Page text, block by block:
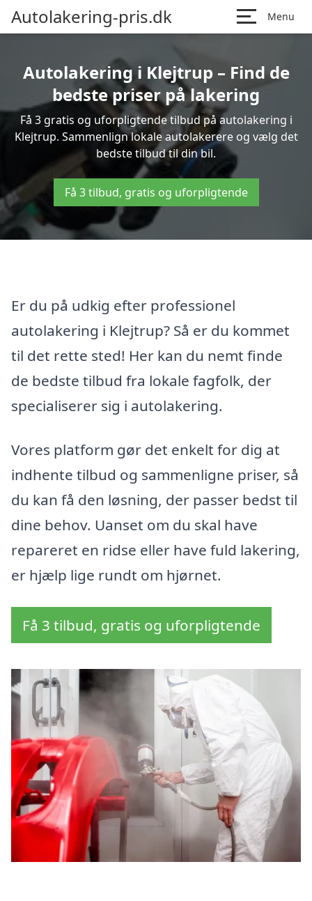
Autolakering-pris.dk Menu
Autolakering i Klejtrup – Find de
bedste priser på lakering
Få 3 gratis og uforpligtende tilbud på autolakering i
Klejtrup. Sammenlign lokale autolakerere og vælg det
bedste tilbud til din bil.
Få 3 tilbud, gratis og uforpligtende
Er du på udkig efter professionel
autolakering i Klejtrup? Så er du kommet
til det rette sted! Her kan du nemt finde
de bedste tilbud fra lokale fagfolk, der
specialiserer sig i autolakering.
Vores platform gør det enkelt for dig at
indhente tilbud og sammenligne priser, så
du kan få den løsning, der passer bedst til
dine behov. Uanset om du skal have
repareret en ridse eller have fuld lakering,
er hjælp lige rundt om hjørnet.
Få 3 tilbud, gratis og uforpligtende